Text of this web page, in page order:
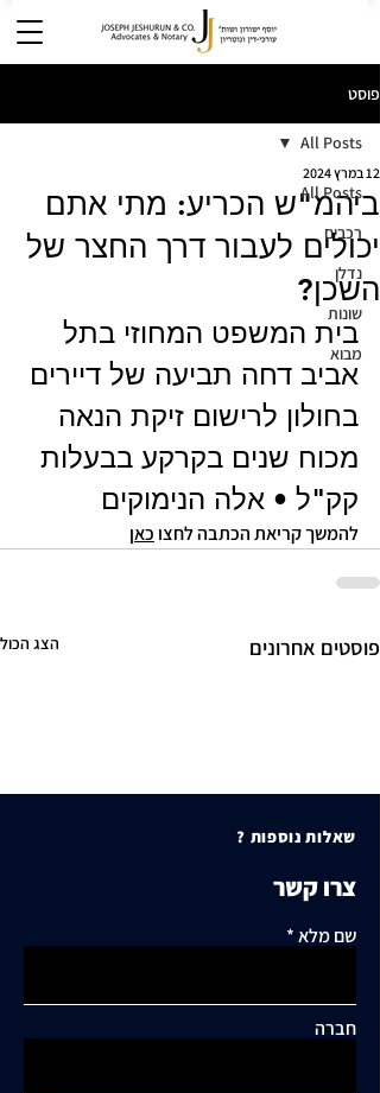
פוסט
All Posts
רכבים
נדלן
שונות
מבוא
All Posts
ביהמ"ש הכריע: מתי אתם
יכולים לעבור דרך החצר של
השכן?
12 במרץ 2024
בית המשפט המחוזי בתל
אביב דחה תביעה של דיירים
בחולון לרישום זיקת הנאה
מכוח שנים בקרקע בבעלות
קק"ל • אלה הנימוקים
להמשך קריאת הכתבה לחצו כאן
פוסטים אחרונים הצג הכול
שאלות נוספות ?
צרו קשר
שם מלא
חברה